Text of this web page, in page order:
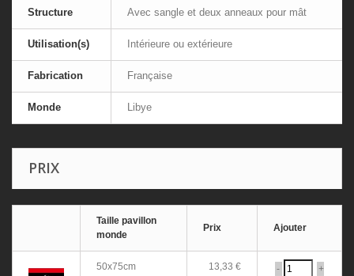
Structure Avec sangle et deux anneaux pour mât
Utilisation(s) Intérieure ou extérieure
Fabrication Française
Monde Libye
PRIX
Taille pavillon
monde
Prix Ajouter
50x75cm 13,33 € - +